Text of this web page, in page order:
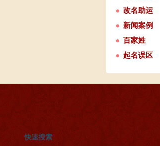
改名助运
新闻案例
百家姓
起名误区
快速搜索